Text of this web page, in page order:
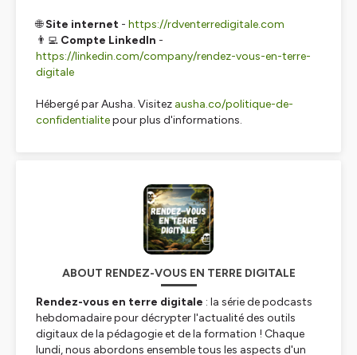
🌐Site internet - https://rdventerredigitale.com
👨‍💻 Compte LinkedIn -
https://linkedin.com/company/rendez-vous-en-terre-
digitale
Hébergé par Ausha. Visitez ausha.co/politique-de-
confidentialitepour plus d'informations.
ABOUT RENDEZ-VOUS EN TERRE DIGITALE
Rendez-vous en terre digitale : la série de podcasts
hebdomadaire pour décrypter l'actualité des outils
digitaux de la pédagogie et de la formation ! Chaque
lundi, nous abordons ensemble tous les aspects d'un